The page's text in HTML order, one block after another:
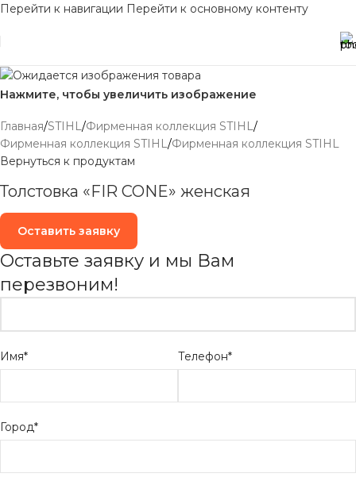
Перейти к навигации Перейти к основному контенту
Нажмите, чтобы увеличить изображение
Главная/STIHL/Фирменная коллекция STIHL/
Фирменная коллекция STIHL/Фирменная коллекция STIHL
Вернуться к продуктам
Толстовка «FIR CONE» женская
Оставить заявку
Оставьте заявку и мы Вам
перезвоним!
Имя* Телефон*
Город*